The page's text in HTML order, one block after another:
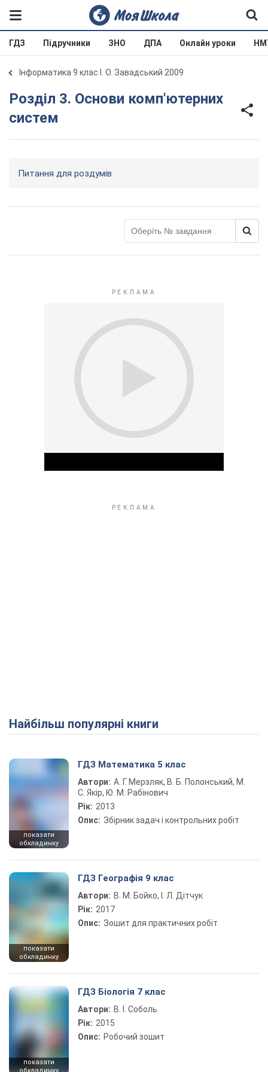
ГДЗ Підручники ЗНО ДПА Онлайн уроки
Інформатика 9 клас І. О. Завадський 2009
Розділ 3. Основи комп'ютерних
систем
Питання для роздумів
Найбільш популярні книги
показати
обкладинку
ГДЗ Математика 5 клас
Автори: А. Г. Мерзляк, В. Б. Полонський, М.
С. Якір, Ю. М. Рабінович
Рік: 2013
Опис: Збірник задач і контрольних робіт
показати
обкладинку
ГДЗ Географія 9 клас
Автори: В. М. Бойко, І. Л. Дітчук
Рік: 2017
Опис: Зошит для практичних робіт
показати
ГДЗ Біологія 7 клас
Автори: В. І. Соболь
Рік: 2015
Опис: Робочий зошит